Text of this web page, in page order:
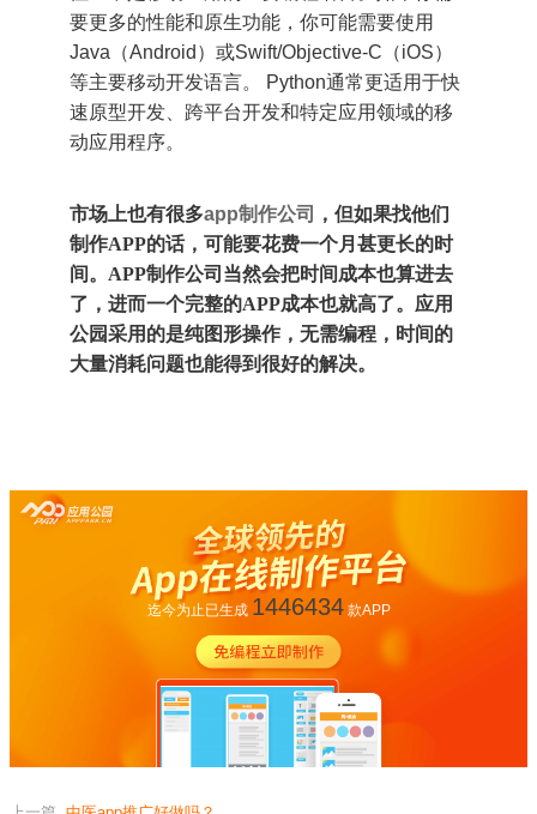
要更多的性能和原生功能，你可能需要使用
Java（Android）或Swift/Objective-C（iOS）
等主要移动开发语言。 Python通常更适用于快
速原型开发、跨平台开发和特定应用领域的移
动应用程序。
市场上也有很多app制作公司
，但如果找他们
制作APP的话，可能要花费一个月甚更长的时
间。APP制作公司当然会把时间成本也算进去
了，进而一个完整的APP成本也就高了。应用
公园采用的是纯图形操作，无需编程，时间的
大量消耗问题也能得到很好的解决。
迄今为止已生成 1446434款APP